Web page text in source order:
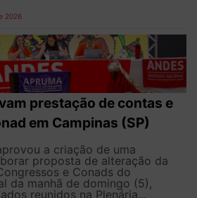
2026
prestação de contas e
em Campinas (SP)
a criação de uma
proposta de alteração da
e Conads do
da manhã de domingo (5),
reunidos na Plenária...